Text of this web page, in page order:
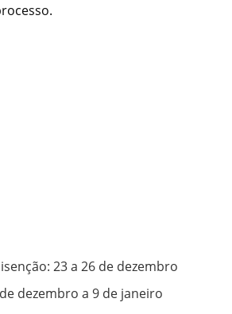
23 a 26 de dezembro
dezembro a 9 de janeiro